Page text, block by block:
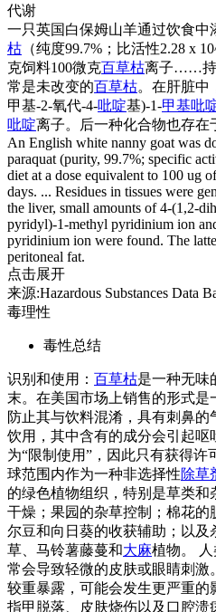
代谢
一只英国白保姆山羊通过饮食中
枯 （纯度99.7%；比活性2.28 x
克饲料100微克百草枯离子……持
常是未改变的百草枯。在肝脏中
甲基-2-氧代-4-吡啶基)-1-甲基吡
吡啶离子。后一种化合物也存在
An English white nanny goat was
paraquat (purity, 99.7%; specific
diet at a dose equivalent to 100 ug
days. ... Residues in tissues were
the liver, small amounts of 4-(1,2-
pyridyl)-1-methyl pyridinium ion
pyridinium ion were found. The
peritoneal fat.
点击展开
来源:Hazardous Substances Data
毒理性
毒性总结
识别和使用： 百草枯是一种无味
末。在美国市场上销售的形式是
防止其与饮料混淆，具有刺鼻的
饮用，其中含有的成分会引起呕
为“限制使用”，因此只有获得
球范围内作为一种非选择性除草
的绿色植物组织，特别是草类
干燥；果园的杂草控制；棉花的
尔豆和向日葵的收获辅助；以
草、马铃薯藤蔓和大麻植物。
常会导致轻微的皮肤或眼睛刺
较重暴露，可能会发生更严重的
指甲脱落、皮肤烧伤以及口腔溃